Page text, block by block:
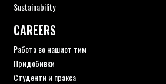
Sustainability
CAREERS
Работа во нашиот тим
Придобивки
Студенти и пракса